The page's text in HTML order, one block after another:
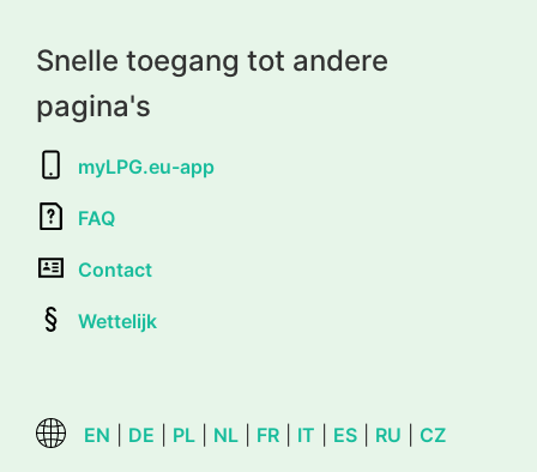
Snelle toegang tot andere
pagina's
myLPG.eu-app
FAQ
Contact
Wettelijk
EN DE PL NL FR IT ES RU CZ